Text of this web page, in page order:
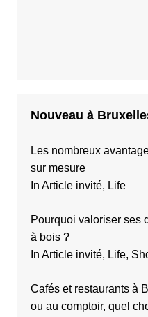
Nouveau à
Les nombreux
sur mesure
In Article invité, Life
Pourquoi valoriser ses
à bois ?
In Article invité, Life,
Cafés et restaurants à
ou au comptoir, quel